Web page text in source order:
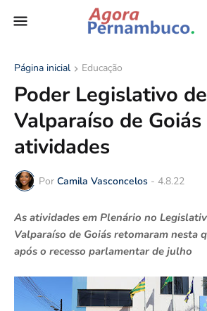
Página inicial Educação
Poder Legislativo de
Valparaíso de
atividades
Por Camila Vasconcelos - 4.8.22
As atividades em Plenário no
Valparaíso de Goiás retomaram nesta
após o recesso parlamentar de julho